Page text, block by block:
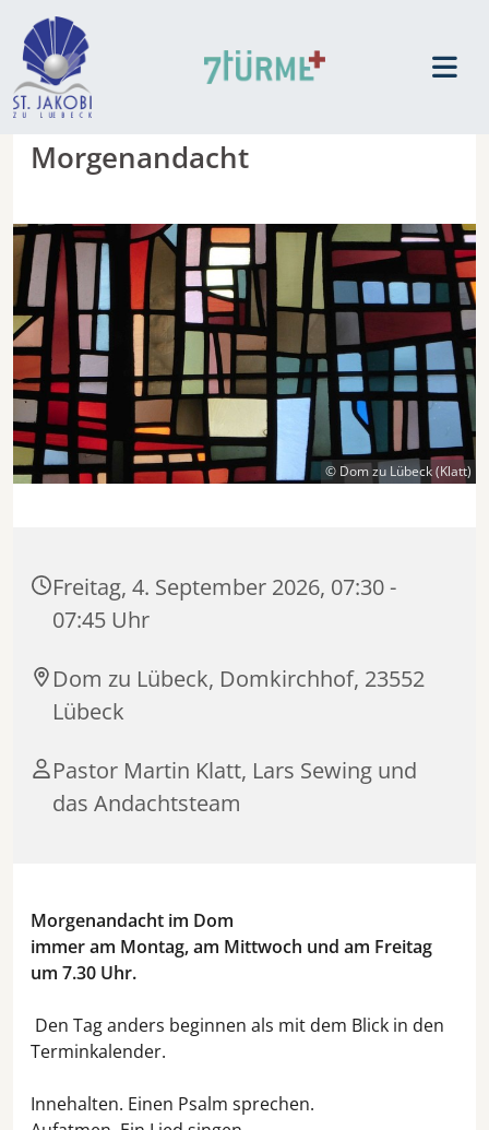
Morgenandacht
© Dom zu Lübeck (Klatt)
Freitag, 4. September 2026, 07:30 -
07:45 Uhr
Dom zu Lübeck, Domkirchhof, 23552
Lübeck
Pastor Martin Klatt, Lars Sewing und
das Andachtsteam
Morgenandacht im Dom
immer am Montag, am Mittwoch und am Freitag
um 7.30 Uhr.
Den Tag anders beginnen als mit dem Blick in den
Terminkalender.
Innehalten. Einen Psalm sprechen.